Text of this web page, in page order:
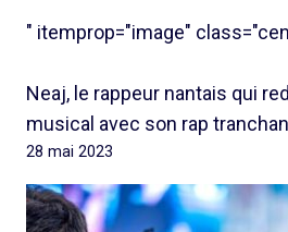
" itemprop="image"
Neaj, le rappeur nantais qui
musical avec son rap
28 mai 2023